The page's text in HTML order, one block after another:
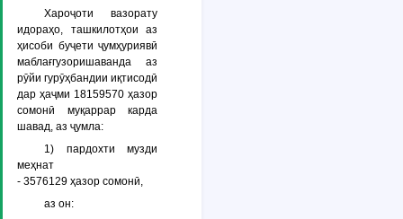
Хароҷоти вазорату
идораҳо, ташкилотҳои аз
ҳисоби буҷети ҷумҳуриявӣ
маблағгузоришаванда аз
рӯйи гурӯҳбандии иқтисодӣ
дар ҳаҷми 18159570 ҳазор
сомонӣ муқаррар карда
шавад, аз ҷумла:
1) пардохти музди
меҳнат
- 3576129 ҳазор сомонӣ,
аз он: